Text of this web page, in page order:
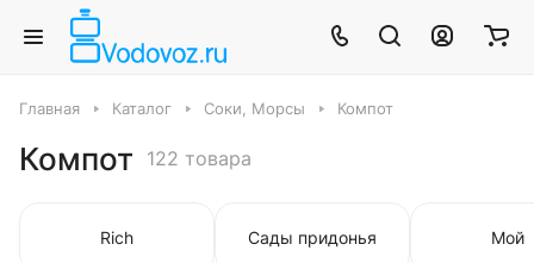
Главная Каталог Соки, Морсы Компот
Компот 122 товара
Rich Сады придонья Мой